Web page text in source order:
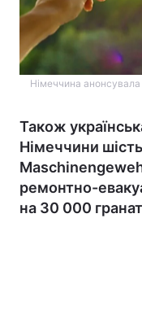
Німеччина анонсувала
Також
Німеччини
ремонтно-
на 30 000